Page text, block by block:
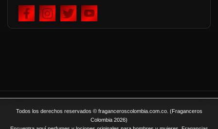
Todos los derechos reservados © fraganceroscolombia.com.co. (Fraganceros
Colombia 2026)